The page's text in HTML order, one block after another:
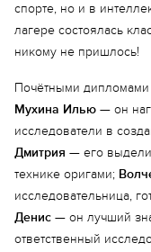
спорте, но и в
лагере состоялась
никому не пришлось!
Почётными дипломами
Мухина Илью — он
исследователи в
Дмитрия — его
технике оригами;
исследовательница,
Денис — он лучший
ответственный